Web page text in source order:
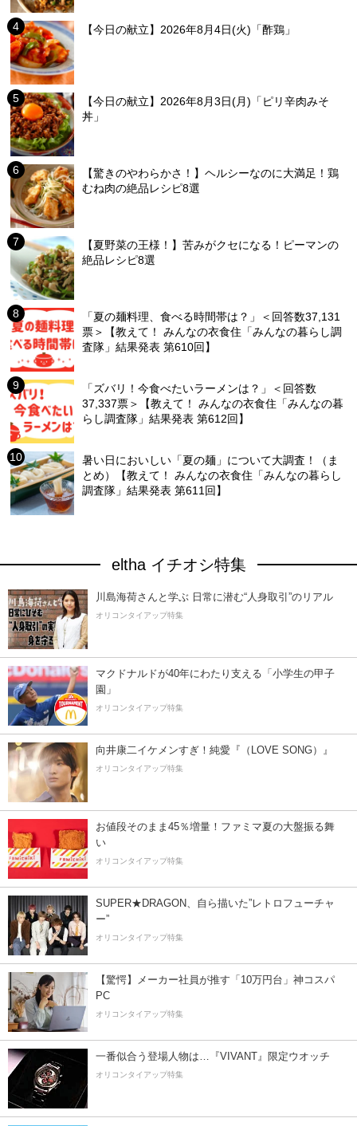
【今日の献立】2026年8月4日(火)「酢鶏」
【今日の献立】2026年8月3日(月)「ピリ辛肉みそ
丼」
【驚きのやわらかさ！】ヘルシーなのに大満足！鶏
むね肉の絶品レシピ8選
【夏野菜の王様！】苦みがクセになる！ピーマンの
絶品レシピ8選
「夏の麺料理、食べる時間帯は？」＜回答数37,131
票＞【教えて！ みんなの衣食住「みんなの暮らし調
査隊」結果発表 第610回】
「ズバリ！今食べたいラーメンは？」＜回答数
37,337票＞【教えて！ みんなの衣食住「みんなの暮
らし調査隊」結果発表 第612回】
暑い日においしい「夏の麺」について大調査！（ま
とめ）【教えて！ みんなの衣食住「みんなの暮らし
調査隊」結果発表 第611回】
eltha イチオシ特集
川島海荷さんと学ぶ 日常に潜む“人身取引”のリアル
オリコンタイアップ特集
マクドナルドが40年にわたり支える「小学生の甲子
園」
オリコンタイアップ特集
向井康二イケメンすぎ！純愛『（LOVE SONG）』
オリコンタイアップ特集
お値段そのまま45％増量！ファミマ夏の大盤振る舞
い
オリコンタイアップ特集
SUPER★DRAGON、自ら描いた”レトロフューチャ
ー”
オリコンタイアップ特集
【驚愕】メーカー社員が推す「10万円台」神コスパ
PC
オリコンタイアップ特集
一番似合う登場人物は…『VIVANT』限定ウオッチ
オリコンタイアップ特集